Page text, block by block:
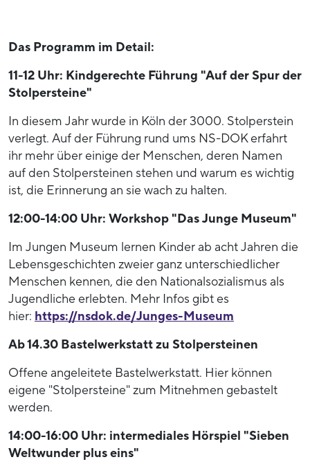
Das Programm im Detail:
11-12 Uhr: Kindgerechte Führung "Auf der Spur der
Stolpersteine"
In diesem Jahr wurde in Köln der 3000. Stolperstein
verlegt. Auf der Führung rund ums NS-DOK erfahrt
ihr mehr über einige der Menschen, deren Namen
auf den Stolpersteinen stehen und warum es wichtig
ist, die Erinnerung an sie wach zu halten.
12:00-14:00 Uhr: Workshop "Das Junge Museum"
Im Jungen Museum lernen Kinder ab acht Jahren die
Lebensgeschichten zweier ganz unterschiedlicher
Menschen kennen, die den Nationalsozialismus als
Jugendliche erlebten. Mehr Infos gibt es
hier: https://nsdok.de/Junges-Museum
Ab 14.30 Bastelwerkstatt zu Stolpersteinen
Offene angeleitete Bastelwerkstatt. Hier können
eigene "Stolpersteine" zum Mitnehmen gebastelt
werden.
14:00-16:00 Uhr: intermediales Hörspiel "Sieben
Weltwunder plus eins"